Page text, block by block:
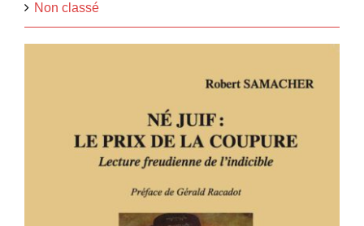
Non classé